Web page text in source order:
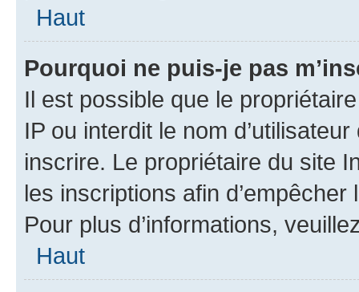
Haut
Pourquoi ne puis-je pas
Il est possible que le
IP ou interdit le nom
inscrire. Le propriétaire du site
les inscriptions afin
Pour plus d’informations,
Haut